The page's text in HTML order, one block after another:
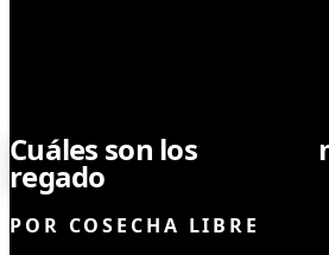
Cuáles son los
regado
POR COSECHA LIBRE